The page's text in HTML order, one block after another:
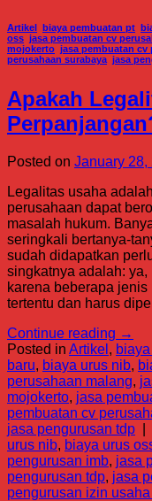
Artikel biaya pembuatan pt
oss jasa pembuatan cv
mojokerto jasa pembuatan cv
perusahaan surabaya jasa
Apakah
Posted on January 28,
Legalitas usaha
perusahaan dapat
masalah hukum.
seringkali bertanya-
sudah didapatkan
singkatnya adalah:
karena beberapa
tertentu dan harus
Continue reading →
Posted in Artikel ,
baru, biaya urus nib,
perusahaan malang,
mojokerto, jasa
pembuatan cv
jasa pengurusan tdp
urus nib, biaya urus
pengurusan imb, jasa
pengurusan tdp, jasa
pengurusan izin